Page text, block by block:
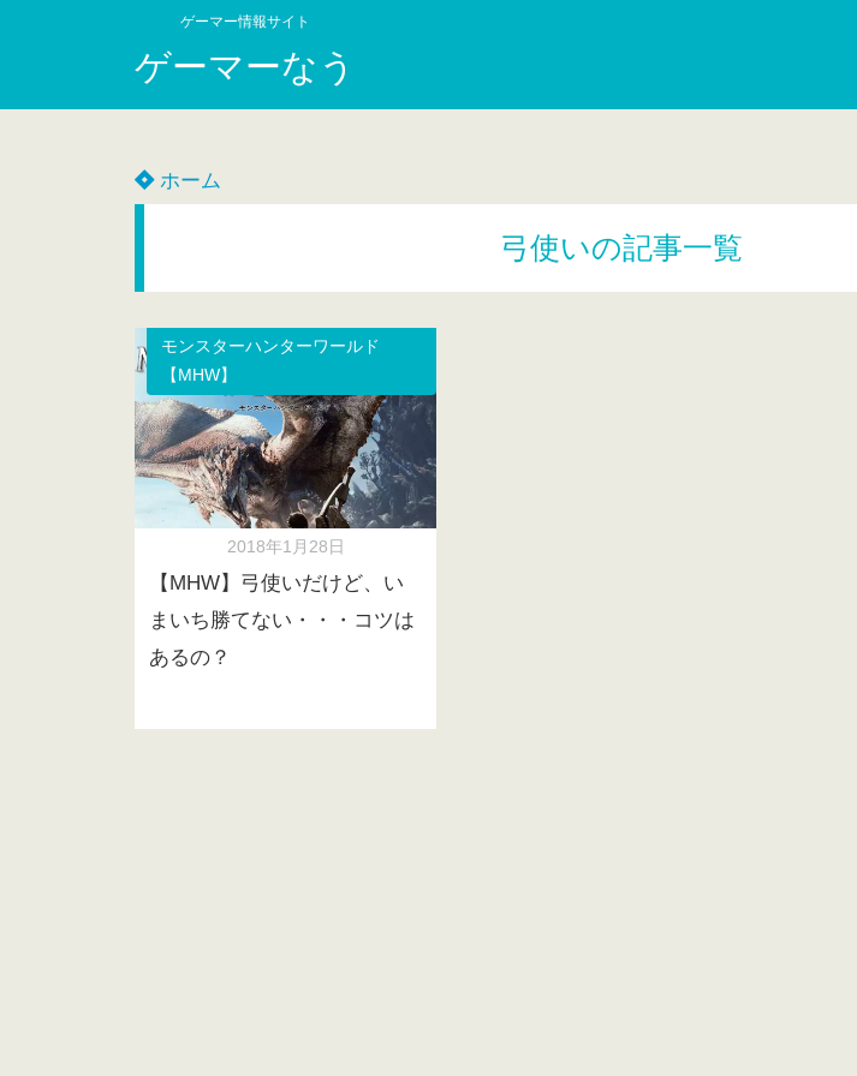
ゲーマー情報サイト
ゲーマーなう
ホーム
弓使いの記事一覧
モンスターハンターワールド
【MHW】
2018年1月28日
【MHW】弓使いだけど、い
まいち勝てない・・・コツは
あるの？